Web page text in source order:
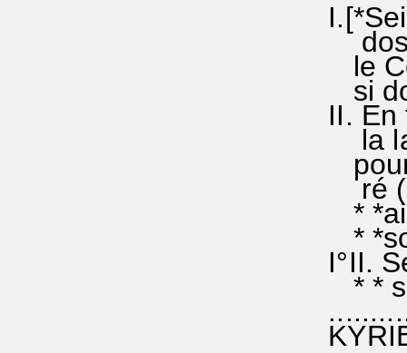
dosi
le
si do
II.
la la
pour
ré
*
*
I°II.
* *